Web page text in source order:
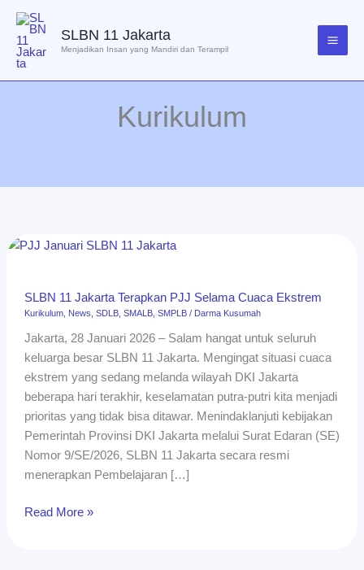
konten
SLBN 11 Jakarta
Menjadikan Insan yang Mandiri dan Terampil
Kurikulum
SLBN 11 Jakarta Terapkan PJJ Selama Cuaca Ekstrem
Kurikulum, News SDLB, SMALB, SMPLB/ Darma Kusumah
Jakarta, 28 Januari 2026 – Salam hangat untuk seluruh
keluarga besar SLBN 11 Jakarta. Mengingat situasi cuaca
ekstrem yang sedang melanda wilayah DKI Jakarta
beberapa hari terakhir, keselamatan putra-putri kita menjadi
prioritas yang tidak bisa ditawar. Menindaklanjuti kebijakan
Pemerintah Provinsi DKI Jakarta melalui Surat Edaran (SE)
Nomor 9/SE/2026, SLBN 11 Jakarta secara resmi
menerapkan Pembelajaran […]
SLBN
Terapkan
Selama
Cuaca
Ekstrem
Read More »